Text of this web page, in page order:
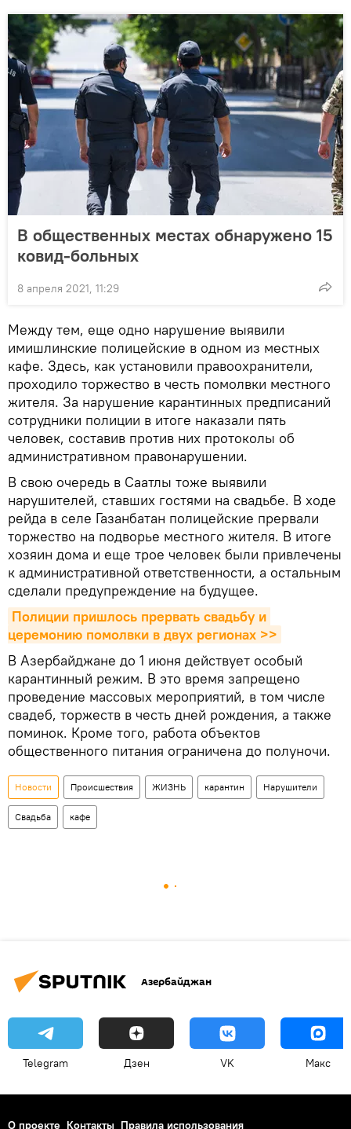
В общественных местах обнаружено 15
ковид-больных
8 апреля 2021, 11:29
Между тем, еще одно нарушение выявили
имишлинские полицейские в одном из местных
кафе. Здесь, как установили правоохранители,
проходило торжество в честь помолвки местного
жителя. За нарушение карантинных предписаний
сотрудники полиции в итоге наказали пять
человек, составив против них протоколы об
административном правонарушении.
В свою очередь в Саатлы тоже выявили
нарушителей, ставших гостями на свадьбе. В ходе
рейда в селе Газанбатан полицейские прервали
торжество на подворье местного жителя. В итоге
хозяин дома и еще трое человек были привлечены
к административной ответственности, а остальным
сделали предупреждение на будущее.
Полиции пришлось прервать свадьбу и
церемонию помолвки в двух регионах >>
В Азербайджане до 1 июня действует особый
карантинный режим. В это время запрещено
проведение массовых мероприятий, в том числе
свадеб, торжеств в честь дней рождения, а также
поминок. Кроме того, работа объектов
общественного питания ограничена до полуночи.
Новости Происшествия ЖИЗНЬ карантин Нарушители
Свадьба кафе
Азербайджан
Telegram Дзен VK Макс
О проекте Контакты Правила использования